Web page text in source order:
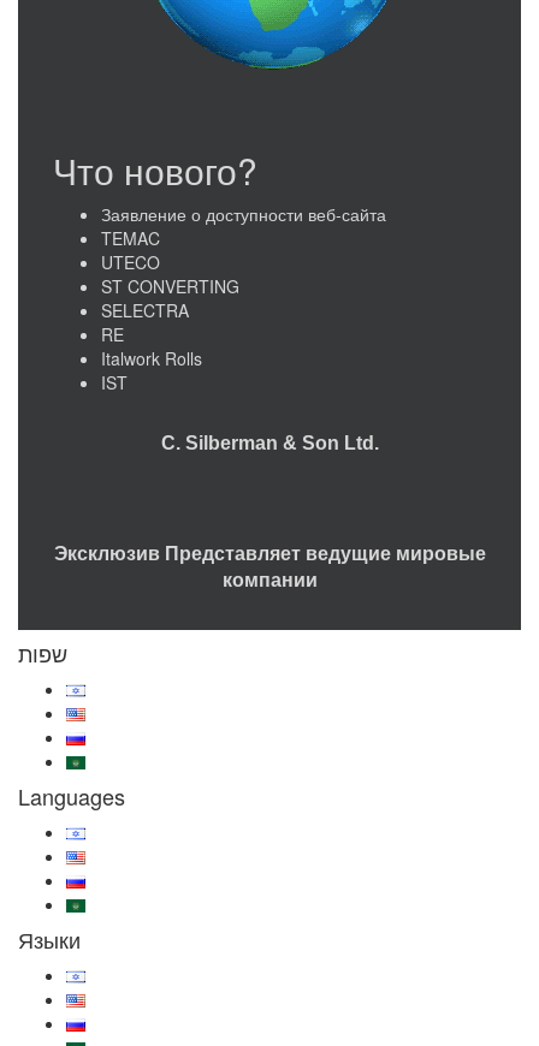
Что нового?
Заявление о доступности веб-сайта
TEMAC
UTECO
ST CONVERTING
SELECTRA
RE
Italwork Rolls
IST
C. Silberman & Son Ltd.
Эксклюзив Представляет ведущие мировые
компании
שפות
Languages
Языки